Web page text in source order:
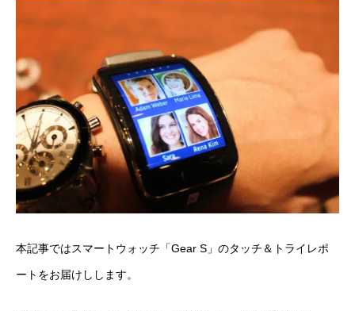
本記事ではスマートウォッチ「Gear S」のタッチ＆トライレポ
ートをお届けしします。